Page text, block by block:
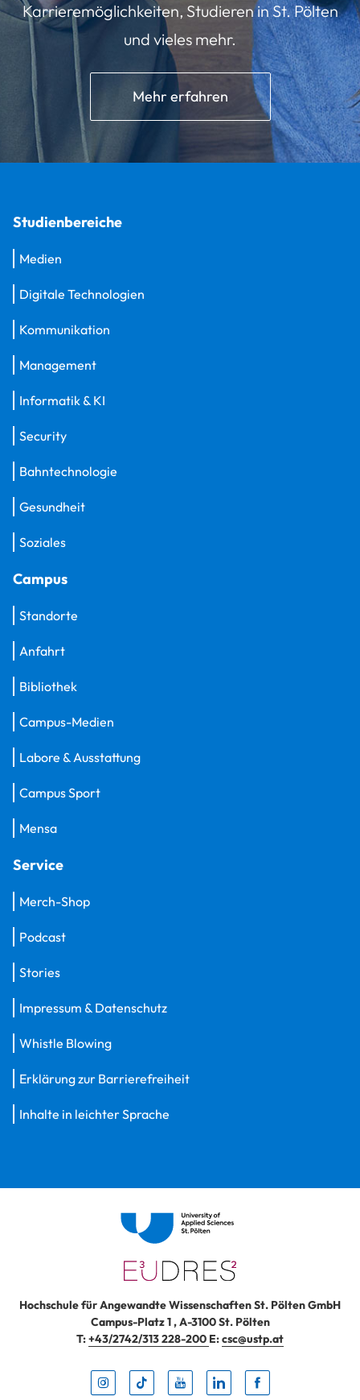
Karrieremöglichkeiten, Studieren in St. Pölten
und vieles mehr.
Mehr erfahren
Studienbereiche
Medien
Digitale Technologien
Kommunikation
Management
Informatik & KI
Security
Bahntechnologie
Gesundheit
Soziales
Campus
Standorte
Anfahrt
Bibliothek
Campus-Medien
Labore & Ausstattung
Campus Sport
Mensa
Service
Merch-Shop
Podcast
Stories
Impressum & Datenschutz
Whistle Blowing
Erklärung zur Barrierefreiheit
Inhalte in leichter Sprache
Hochschule für Angewandte Wissenschaften St. Pölten GmbH
Campus-Platz 1,A-3100St. Pölten
T:+43/2742/313 228-200 E:csc@ustp.at